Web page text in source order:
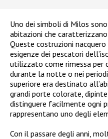
Uno dei simboli di Milos
abitazioni che
Queste costruzioni
esigenze dei pescatori
utilizzato come rimessa per
durante la notte o nei
superiore era destinato
grandi porte colorate,
distinguere facilmente ogni
rappresentano uno degli
Con il passare degli anni,